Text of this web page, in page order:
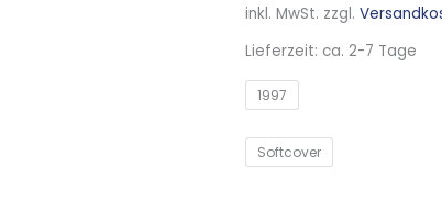
inkl. MwSt. zzgl.
Lieferzeit: ca. 2-7 Tage
1997
Softcover